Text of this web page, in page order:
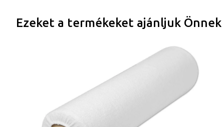
Ezeket a termékeket ajánljuk Önnek